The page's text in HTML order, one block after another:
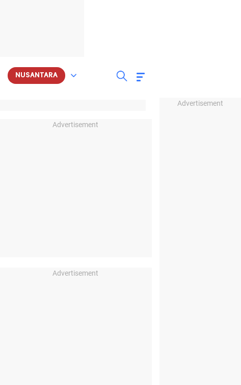
Advertisement
NUSANTARA
Advertisement
Advertisement